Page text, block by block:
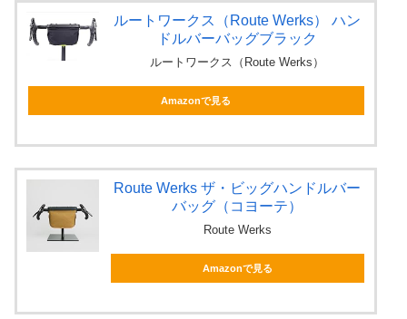
ルートワークス（Route Werks） ハン
ドルバーバッグブラック
ルートワークス（Route Werks）
Amazonで見る
Route Werks ザ・ビッグハンドルバー
バッグ（コヨーテ）
Route Werks
Amazonで見る